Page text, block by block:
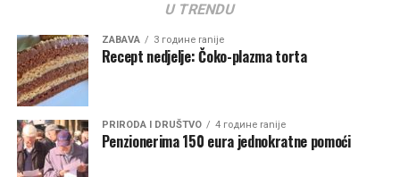
U TRENDU
ZABAVA 3 године ranije
Recept nedjelje: Čoko-plazma torta
PRIRODA I DRUŠTVO 4 године ranije
Penzionerima 150 eura jednokratne pomoći